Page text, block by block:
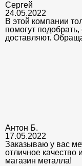
Сергей
24.05.2022
В этой компании
помогут
доставляют.
Антон Б.
17.05.2022
Заказываю у вас
отличное
магазин металла!